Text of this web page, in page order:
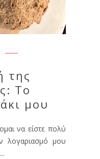
της
Το
μου
να είστε πολύ
λογαριασμό μου